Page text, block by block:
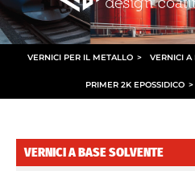
VERNICI PER IL METALLO > VERNICI A
PRIMER 2K EPOSSIDICO >
VERNICI A BASE SOLVENTE